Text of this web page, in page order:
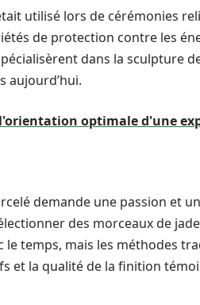
utilisé lors de cérémonies
de protection contre les
dans la sculpture
aujourd’hui.
optimale d'une
demande une passion et
des morceaux de
le temps, mais les méthodes
et la qualité de la finition